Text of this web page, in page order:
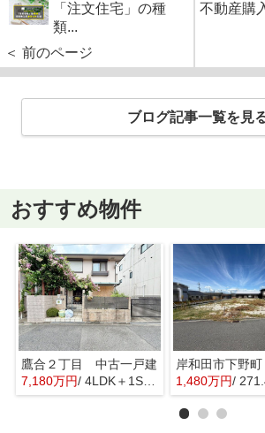
「注文住宅」の種
類...
＜ 前のページ
不動産購
ブログ記事一覧を見
おすすめ物件
鷹合２丁目 中古一戸建
7,180万円/ 4LDK＋1S(納戸)
1,480万円/